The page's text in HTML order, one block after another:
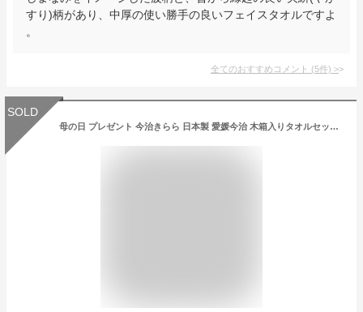
すり)柄があり、中厚の使い勝手の良いフェイスタオルですよ
。
全てのおすすめコメント (5件) >
SOLD
母の日 プレゼント 今治きらら 日本製 愛媛今治 木箱入りタオルセット フェイスタオル・ハンドタオル（63515） 写真入り メッセージカード